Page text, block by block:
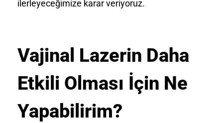
ilerleyeceğimize karar veriyoruz.
Vajinal Lazerin Daha
Etkili Olması İçin Ne
Yapabilirim?